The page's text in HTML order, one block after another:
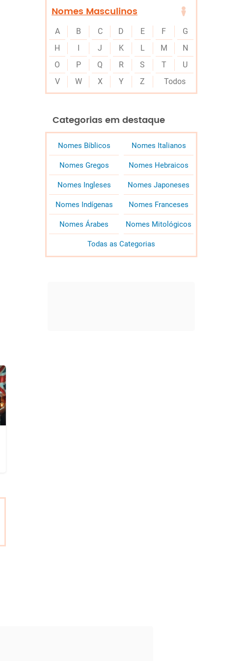
Nomes Masculinos
A B C D E F
G
H
I J K L M
N
O
P Q R S T
U
V
W X Y Z Todos
Categorias em destaque
Nomes Bíblicos Nomes Italianos
Nomes Gregos Nomes Hebraicos
Nomes Ingleses Nomes Japoneses
Nomes Indígenas Nomes Franceses
Nomes Árabes Nomes Mitológicos
Todas as Categorias